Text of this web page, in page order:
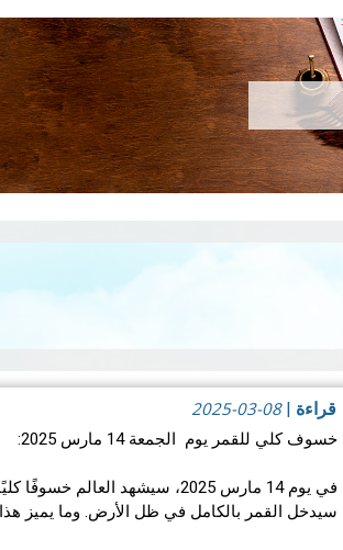
قراءة |
2025-03-08
خسوف كلي للقمر يوم الجمعة 14 مارس 2025:
في يوم 14 مارس 2025، سيشهد العالم
سيدخل القمر بالكامل في ظل الأرض. وما يميز